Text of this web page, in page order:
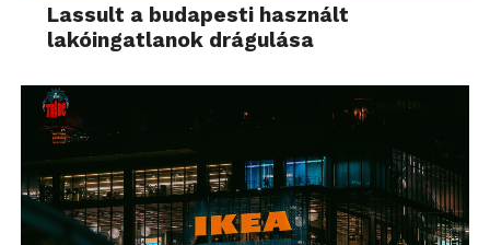
Lassult a budapesti használt
lakóingatlanok drágulása